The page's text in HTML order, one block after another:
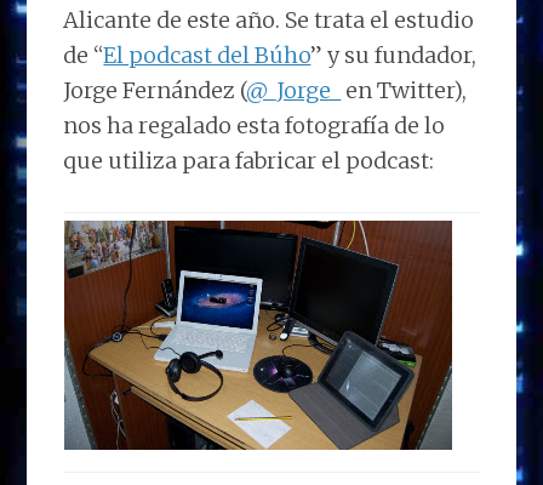
Alicante de este año. Se trata el estudio
de “El podcast del Búho” y su fundador,
Jorge Fernández (@_Jorge_
en Twitter),
nos ha regalado esta fotografía de lo
que utiliza para fabricar el podcast: